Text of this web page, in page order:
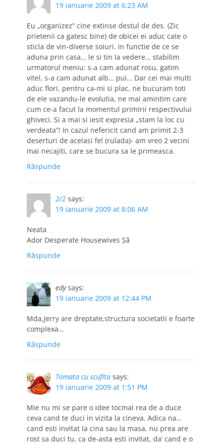
19 ianuarie 2009 at 6:23 AM
Eu „organizez” cine extinse destul de des. (Zic
prietenii ca gatesc bine) de obicei ei aduc cate o
sticla de vin-diverse soiuri. In functie de ce se
aduna prin casa… le si tin la vedere… stabilim
urmatorul meniu: s-a cam adunat rosu, gatim
vitel, s-a cam adunat alb… pui… Dar cei mai multi
aduc flori, pentru ca-mi si plac, ne bucuram toti
de ele vazandu-le evolutia, ne mai amintim care
cum ce-a facut la momentul primirii respectivului
ghiveci. Si a mai si iesit expresia „stam la loc cu
verdeata”! In cazul nefericit cand am primit 2-3
deserturi de acelasi fel (rulada)- am vreo 2 vecini
mai necajiti, care se bucura sa le primeasca.
Răspunde
2/2 says:
19 ianuarie 2009 at 8:06 AM
Neata
Ador Desperate Housewives Șâ
Răspunde
edy says:
19 ianuarie 2009 at 12:44 PM
Mda,Jerry are dreptate,structura societatii e foarte
complexa…
Răspunde
Tomata cu scufita says:
19 ianuarie 2009 at 1:51 PM
Mie nu mi se pare o idee tocmai rea de a duce
ceva cand te duci in vizita la cineva. Adica na…
cand esti invitat la cina sau la masa, nu prea are
rost sa duci tu, ca de-asta esti invitat, da’ cand e o